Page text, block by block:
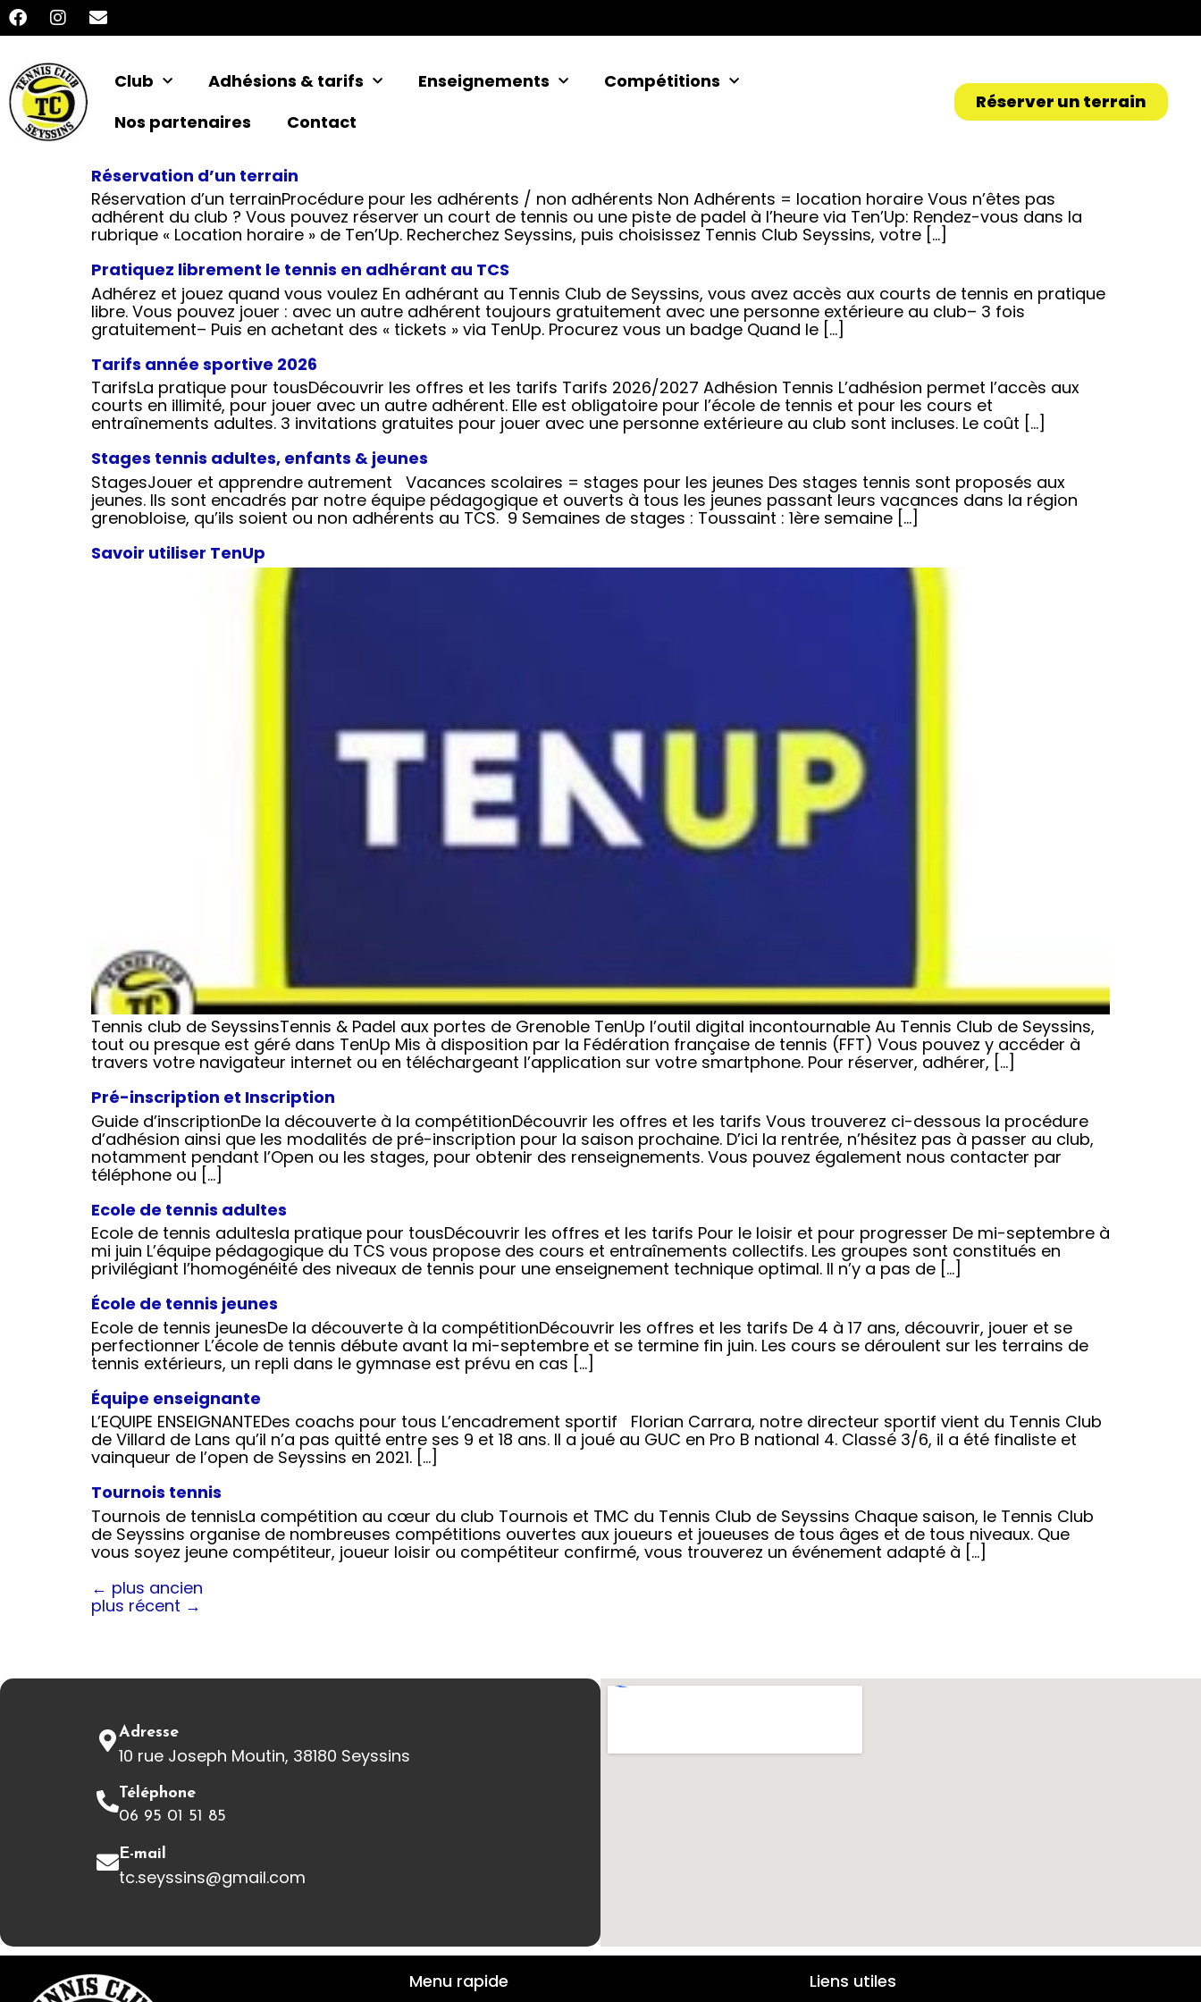
Club Adhésions & tarifs Enseignements
Compétitions
Nos partenaires
Contact
Réserver un terrain
Réservation d’un terrain
Réservation d’un terrainProcédure pour les adhérents / non adhérents Non Adhérents = location horaire Vous n’êtes pas
adhérent du club ? Vous pouvez réserver un court de tennis ou une piste de padel à l’heure via Ten’Up: Rendez-vous dans la
rubrique « Location horaire » de Ten’Up. Recherchez Seyssins, puis choisissez Tennis Club Seyssins, votre […]
Pratiquez librement le tennis en adhérant au TCS
Adhérez et jouez quand vous voulez En adhérant au Tennis Club de Seyssins, vous avez accès aux courts de tennis en pratique
libre. Vous pouvez jouer : avec un autre adhérent toujours gratuitement avec une personne extérieure au club– 3 fois
gratuitement– Puis en achetant des « tickets » via TenUp. Procurez vous un badge Quand le […]
Tarifs année sportive 2026
TarifsLa pratique pour tousDécouvrir les offres et les tarifs Tarifs 2026/2027 Adhésion Tennis L’adhésion permet l’accès aux
courts en illimité, pour jouer avec un autre adhérent. Elle est obligatoire pour l’école de tennis et pour les cours et
entraînements adultes. 3 invitations gratuites pour jouer avec une personne extérieure au club sont incluses. Le coût […]
Stages tennis adultes, enfants & jeunes
StagesJouer et apprendre autrement Vacances scolaires = stages pour les jeunes Des stages tennis sont proposés aux
jeunes. Ils sont encadrés par notre équipe pédagogique et ouverts à tous les jeunes passant leurs vacances dans la région
grenobloise, qu’ils soient ou non adhérents au TCS. 9 Semaines de stages : Toussaint : 1ère semaine […]
Savoir utiliser TenUp
Tennis club de SeyssinsTennis & Padel aux portes de Grenoble TenUp l’outil digital incontournable Au Tennis Club de Seyssins,
tout ou presque est géré dans TenUp Mis à disposition par la Fédération française de tennis (FFT) Vous pouvez y accéder à
travers votre navigateur internet ou en téléchargeant l’application sur votre smartphone. Pour réserver, adhérer, […]
Pré-inscription et Inscription
Guide d’inscriptionDe la découverte à la compétitionDécouvrir les offres et les tarifs Vous trouverez ci-dessous la procédure
d’adhésion ainsi que les modalités de pré-inscription pour la saison prochaine. D’ici la rentrée, n’hésitez pas à passer au club,
notamment pendant l’Open ou les stages, pour obtenir des renseignements. Vous pouvez également nous contacter par
téléphone ou […]
Ecole de tennis adultes
Ecole de tennis adultesla pratique pour tousDécouvrir les offres et les tarifs Pour le loisir et pour progresser De mi-septembre à
mi juin L’équipe pédagogique du TCS vous propose des cours et entraînements collectifs. Les groupes sont constitués en
privilégiant l’homogénéité des niveaux de tennis pour une enseignement technique optimal. Il n’y a pas de […]
École de tennis jeunes
Ecole de tennis jeunesDe la découverte à la compétitionDécouvrir les offres et les tarifs De 4 à 17 ans, découvrir, jouer et se
perfectionner L’école de tennis débute avant la mi-septembre et se termine fin juin. Les cours se déroulent sur les terrains de
tennis extérieurs, un repli dans le gymnase est prévu en cas […]
Équipe enseignante
L’EQUIPE ENSEIGNANTEDes coachs pour tous L’encadrement sportif Florian Carrara, notre directeur sportif vient du Tennis Club
de Villard de Lans qu’il n’a pas quitté entre ses 9 et 18 ans. Il a joué au GUC en Pro B national 4. Classé 3/6, il a été finaliste et
vainqueur de l’open de Seyssins en 2021. […]
Tournois tennis
Tournois de tennisLa compétition au cœur du club Tournois et TMC du Tennis Club de Seyssins Chaque saison, le Tennis Club
de Seyssins organise de nombreuses compétitions ouvertes aux joueurs et joueuses de tous âges et de tous niveaux. Que
vous soyez jeune compétiteur, joueur loisir ou compétiteur confirmé, vous trouverez un événement adapté à […]
← plus ancien
plus récent →
Adresse
10 rue Joseph Moutin, 38180 Seyssins
Téléphone
06 95 01 51 85
E-mail
tc.seyssins@gmail.com
Menu rapide Liens utiles